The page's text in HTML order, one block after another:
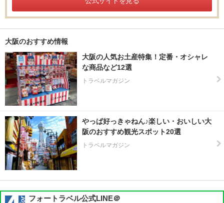
大阪のおすすめ情報
大阪の人気お土産特集！定番・オシャレ
な商品など12選
トラベルマガジン
やっぱ好っきゃねん♪楽しい・おいしい大
阪のおすすめ観光スポット20選
トラベルマガジン
フォートラベル公式LINE＠